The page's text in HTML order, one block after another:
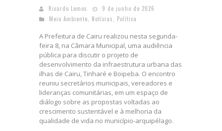
Ricardo Lemos
9 de junho de 2026
Meio Ambiente
Notícias Política
A Prefeitura de Cairu realizou nesta segunda-
feira 8, na Câmara Municipal, uma audiência
pública para discutir o projeto de
desenvolvimento da infraestrutura urbana das
ilhas de Cairu, Tinharé e Boipeba. O encontro
reuniu secretários municipais, vereadores e
lideranças comunitárias, em um espaço de
diálogo sobre as propostas voltadas ao
crescimento sustentável e à melhoria da
qualidade de vida no município-arquipélago.